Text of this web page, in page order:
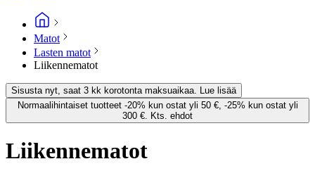
Matot
Lasten matot
Liikennematot
Sisusta nyt, saat 3 kk korotonta maksuaikaa. Lue lisää
Normaalihintaiset tuotteet -20% kun ostat yli 50 €, -25% kun ostat yli
300 €. Kts. ehdot
Liikennematot